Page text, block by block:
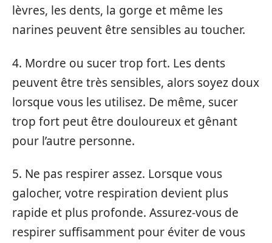
lèvres, les dents, la gorge et même les
narines peuvent être sensibles au toucher.
4. Mordre ou sucer trop fort. Les dents
peuvent être très sensibles, alors soyez doux
lorsque vous les utilisez. De même, sucer
trop fort peut être douloureux et gênant
pour l’autre personne.
5. Ne pas respirer assez. Lorsque vous
galocher, votre respiration devient plus
rapide et plus profonde. Assurez-vous de
respirer suffisamment pour éviter de vous